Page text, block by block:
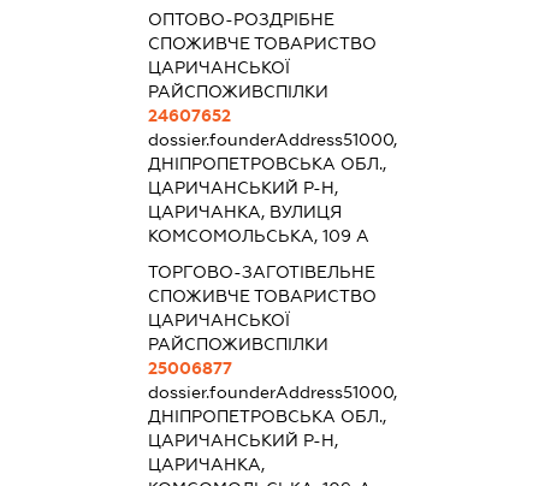
ОПТОВО-РОЗДРІБНЕ
СПОЖИВЧЕ ТОВАРИСТВО
ЦАРИЧАНСЬКОЇ
РАЙСПОЖИВСПІЛКИ
24607652
dossier.founderAddress51000,
ДНІПРОПЕТРОВСЬКА ОБЛ.,
ЦАРИЧАНСЬКИЙ Р-Н,
ЦАРИЧАНКА, ВУЛИЦЯ
КОМСОМОЛЬСЬКА, 109 А
ТОРГОВО-ЗАГОТІВЕЛЬНЕ
СПОЖИВЧЕ ТОВАРИСТВО
ЦАРИЧАНСЬКОЇ
РАЙСПОЖИВСПІЛКИ
25006877
dossier.founderAddress51000,
ДНІПРОПЕТРОВСЬКА ОБЛ.,
ЦАРИЧАНСЬКИЙ Р-Н,
ЦАРИЧАНКА,